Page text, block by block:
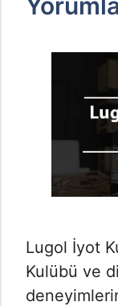
Lugol İyot
Kulübü ve